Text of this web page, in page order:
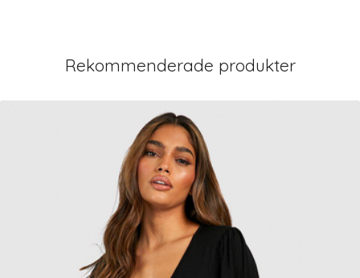
Rekommenderade produkter